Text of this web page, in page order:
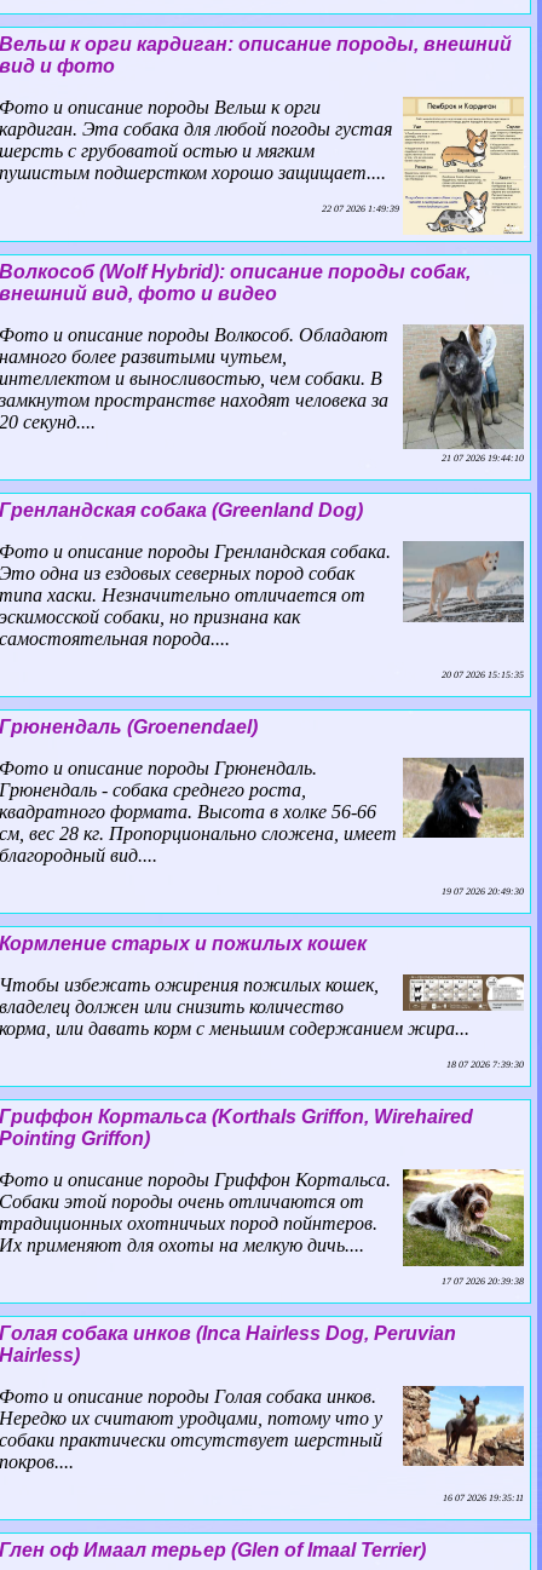
Вельш к opги кардиган: описание породы, внешний
вид и фото
Фото и описание породы Вельш к opги
кардиган. Эта собака для любой погоды густая
шерсть с грубоватой остью и мягким
пушистым подшерстком хорошо защищает....
22 07 2026 1:49:39
Волкособ (Wolf Hybrid): описание породы собак,
внешний вид, фото и видео
Фото и описание породы Волкособ. Обладают
намного более развитыми чутьем,
интеллектом и выносливостью, чем собаки. В
замкнутом прострaнcтве находят человека за
20 секунд....
21 07 2026 19:44:10
Гренландская собака (Greenland Dog)
Фото и описание породы Гренландская собака.
Это одна из ездовых северных пород собак
типа хаски. Незначительно отличается от
эскимосской собаки, но признана как
самостоятельная порода....
20 07 2026 15:15:35
Грюнендаль (Groenendael)
Фото и описание породы Грюнендаль.
Грюнендаль - собака среднего роста,
квадратного формата. Высота в холке 56-66
см, вес 28 кг. Пропорционально сложена, имеет
благородный вид....
19 07 2026 20:49:30
Кормление старых и пожилых кошек
Чтобы избежать ожирения пожилых кошек,
владелец должен или снизить количество
корма, или давать корм с меньшим содержанием жира...
18 07 2026 7:39:30
Гриффон Кортальса (Korthals Griffon, Wirehaired
Pointing Griffon)
Фото и описание породы Гриффон Кортальса.
Собаки этой породы очень отличаются от
традиционных охотничьих пород пойнтеров.
Их применяют для охоты на мелкую дичь....
17 07 2026 20:39:38
Гoлая собака инков (Inca Hairless Dog, Peruvian
Hairless)
Фото и описание породы Гoлая собака инков.
Нередко их считают уpoдцами, потому что у
собаки пpaктически отсутствует шерстный
покров....
16 07 2026 19:35:11
Глен оф Имаал терьер (Glen of Imaal Terrier)